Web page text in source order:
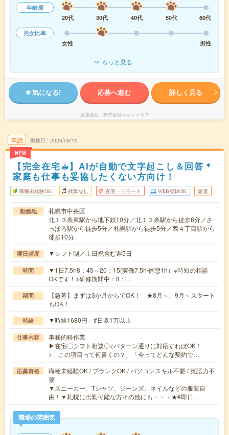
年齢層
20代
30代 40代 50代
60代
男女比率
女性
男性
もっと見る
気になる! 応募へ進む 詳しく見る
派遣会社 株式会社ネオキャリア
未読
NEW
掲載日 2026/08/10
【完全在宅☕︎】AIが自動で文字起こし＆回答＊
家庭も仕事も妥協したくない方向け！
職種未経験OK 残業なし 在宅・リモート WEB登録OK 派遣
勤務地
札幌市中央区
北１３条東駅から地下鉄10分／北１２条駅から徒歩8分／さ
っぽろ駅から徒歩5分／札幌駅から徒歩5分／西４丁目駅から
徒歩10分
曜日頻度 ▼シフト制／土日祝含む週5日
時間
▼1日7.5h8：45～20：15(実働7.5h/休憩1h）※時短の相談
OKです！※研修期間中：8：…
期間
【急募】まずは3か月からでOK！ ★8月～、9月～スタート
もOK！
時給 ▼時給1680円 #日収1万以上
仕事内容
事務的軽作業
▶在宅〇シフト相談〇<パターン通りに対応すればOK！
>「この項目って何書くの？」「今ってどんな契約で…
応募資格
職種未経験OK / ブランクOK / パソコンスキル不要 / 英語力不
要
▼スニーカー、Tシャツ、ジーンズ、ネイルなどの服装自
由！▼札幌に出勤可能な方その他にも・・・★#即日…
職場の雰囲気